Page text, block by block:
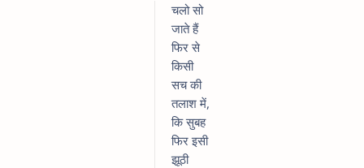
चलो सो
जाते हैं
फिर से
किसी
सच की
तलाश में,
कि सुबह
फिर इसी
झूठी